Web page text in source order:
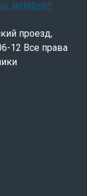
проезд,
12 Все права